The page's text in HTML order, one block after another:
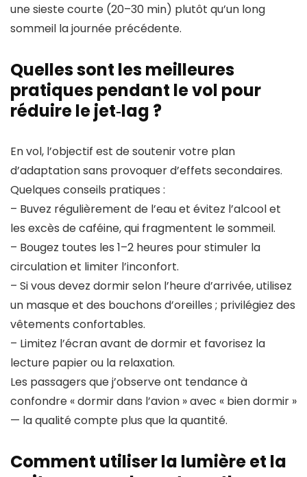
une sieste courte (20–30 min) plutôt qu’un long
sommeil la journée précédente.
Quelles sont les meilleures
pratiques pendant le vol pour
réduire le jet‑lag ?
En vol, l’objectif est de soutenir votre plan
d’adaptation sans provoquer d’effets secondaires.
Quelques conseils pratiques :
– Buvez régulièrement de l’eau et évitez l’alcool et
les excès de caféine, qui fragmentent le sommeil.
– Bougez toutes les 1–2 heures pour stimuler la
circulation et limiter l’inconfort.
– Si vous devez dormir selon l’heure d’arrivée, utilisez
un masque et des bouchons d’oreilles ; privilégiez des
vêtements confortables.
– Limitez l’écran avant de dormir et favorisez la
lecture papier ou la relaxation.
Les passagers que j’observe ont tendance à
confondre « dormir dans l’avion » avec « bien dormir »
— la qualité compte plus que la quantité.
Comment utiliser la lumière et la